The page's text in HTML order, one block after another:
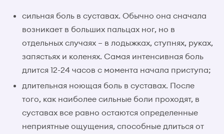
сильная боль в суставах. Обычно она сначала
возникает в больших пальцах ног, но в
отдельных случаях – в лодыжках, ступнях, руках,
запястьях и коленях. Самая интенсивная боль
длится 12-24 часов с момента начала приступа;
длительная ноющая боль в суставах. После
того, как наиболее сильные боли проходят, в
суставах все равно остаются определенные
неприятные ощущения, способные длиться от